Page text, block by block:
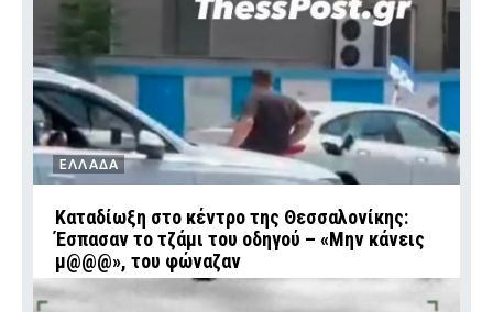
ΕΛΛΑΔΑ
Καταδίωξη στο κέντρο της Θεσσαλονίκης:
Έσπασαν το τζάμι του οδηγού – «Μην κάνεις
μ@@@», του φώναζαν